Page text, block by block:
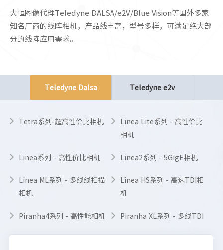
大恒图像代理Teledyne DALSA/e2V/Blue Vision等国外多家
知名厂商的线阵相机，产品线丰富，型号多样，可满足绝大部
分的线阵应用需求。
Teledyne Dalsa Teledyne e2v
Tetra系列-超高性价比相机
Linea Lite系列 - 高性价比
相机
Linea系列 - 高性价比相机 Linea2系列 - 5GigE相机
Linea ML系列 - 多线线扫描
相机
Linea HS系列 - 高速TDI相
机
Piranha4系列 - 高性能相机
Piranha XL系列 - 多线TDI